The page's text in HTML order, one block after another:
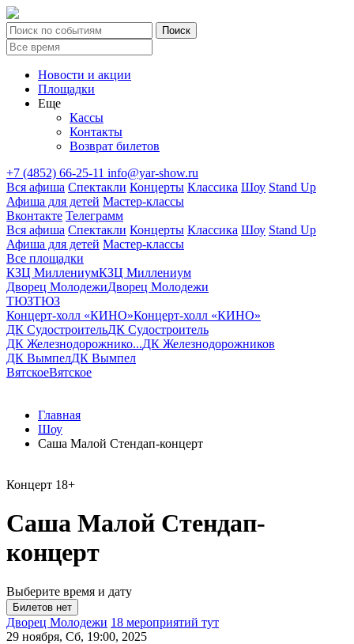
Новости и акции
Площадки
Еще
Кассы
Контакты
Возврат билетов
+7 (4852) 66-25-11 info@yar-show.ru
Вся афиша Спектакли Концерты Классика Шоу Stand Up
Афиша для детей Мастер-классы
Вконтакте Телеграмм
Вся афиша Спектакли Концерты Классика Шоу Stand Up
Афиша для детей Мастер-классы
Все площадки
КЗЦ МиллениумКЗЦ Миллениум
Дворец МолодежиДворец Молодежи
ТЮЗТЮЗ
Концерт-холл «КИНО»Концерт-холл «КИНО»
ДК СудостроительДК Судостроитель
ДК Железнодорожнико...ДК Железнодорожников
ДК ВымпелДК Вымпел
ВятскоеВятское
Главная
Шоу
Саша Малой Стендап-концерт
Концерт 18+
Саша Малой Стендап-
концерт
Выберите время и дату
Дворец Молодежи 18 мероприятий тут
29 ноября, Сб, 19:00, 2025